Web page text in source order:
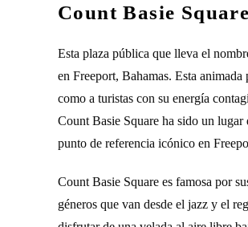
Count Basie Square
Esta plaza pública que lleva el
en Freeport, Bahamas. Esta
como a turistas con su energía
Count Basie Square ha sido un lugar
punto de referencia icónico en
Count Basie Square es famosa por
géneros que van desde el jazz y el